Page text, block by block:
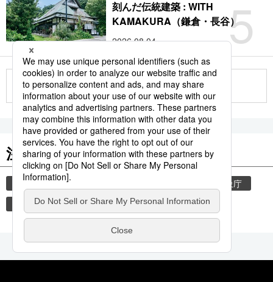
5
刻んだ伝統建築 : WITH
KAMAKURA（鎌倉・長谷）
2026.08.04
もっと見る
注目のキーワード
共同通信ニュース
気象庁
津波 熊本 熊本地震 観光